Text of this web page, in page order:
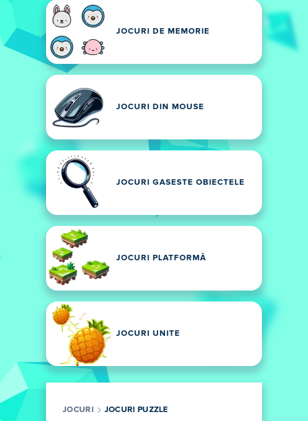
JOCURI DE MEMORIE
JOCURI DIN MOUSE
JOCURI GASESTE OBIECTELE
JOCURI PLATFORMĂ
JOCURI UNITE
JOCURI JOCURI PUZZLE